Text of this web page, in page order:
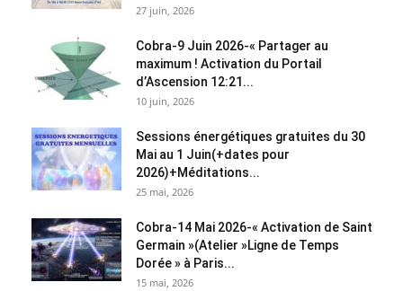
27 juin, 2026
Cobra-9 Juin 2026-« Partager au
maximum ! Activation du Portail
d’Ascension 12:21...
10 juin, 2026
Sessions énergétiques gratuites du 30
Mai au 1 Juin(+dates pour
2026)+Méditations...
25 mai, 2026
Cobra-14 Mai 2026-« Activation de Saint
Germain »(Atelier »Ligne de Temps
Dorée » à Paris...
15 mai, 2026